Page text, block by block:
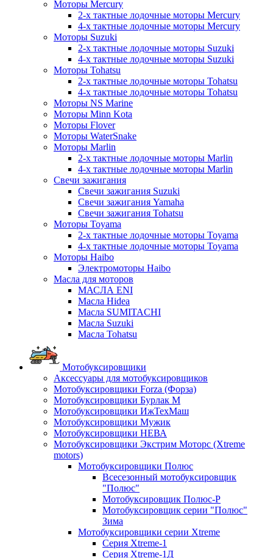
Моторы Mercury
2-х тактные лодочные моторы Mercury
4-х тактные лодочные моторы Mercury
Моторы Suzuki
2-х тактные лодочные моторы Suzuki
4-х тактные лодочные моторы Suzuki
Моторы Tohatsu
2-х тактные лодочные моторы Tohatsu
4-х тактные лодочные моторы Tohatsu
Моторы NS Marine
Моторы Minn Kota
Моторы Flover
Моторы WaterSnake
Моторы Marlin
2-х тактные лодочные моторы Marlin
4-х тактные лодочные моторы Marlin
Свечи зажигания
Свечи зажигания Suzuki
Свечи зажигания Yamaha
Свечи зажигания Tohatsu
Моторы Toyama
2-х тактные лодочные моторы Toyama
4-х тактные лодочные моторы Toyama
Моторы Haibo
Электромоторы Haibo
Масла для моторов
МАСЛА ENI
Масла Hidea
Масла SUMITACHI
Масла Suzuki
Масла Tohatsu
Мотобуксировщики
Аксессуары для мотобуксировщиков
Мотобуксировщики Forza (Форза)
Мотобуксировщики Бурлак М
Мотобуксировщики ИжТехМаш
Мотобуксировщики Мужик
Мотобуксировщики НЕВА
Мотобуксировщики Экстрим Моторс (Xtreme
motors)
Мотобуксировщики Полюс
Всесезонный мотобуксировщик
"Полюс"
Мотобуксировщик Полюс-Р
Мотобуксировщик серии "Полюс"
Зима
Мотобуксировщики серии Xtreme
Серия Xtreme-1
Серия Xtreme-1Д